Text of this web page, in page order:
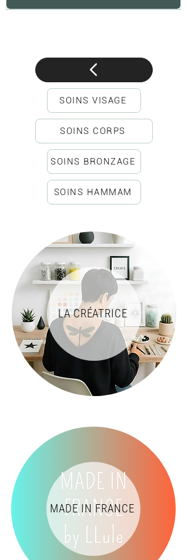
Ça
SOINS VISAGE
SOINS CORPS
SOINS BRONZAGE
SOINS HAMMAM
LA CRÉATRICE
MADE IN FRANCE